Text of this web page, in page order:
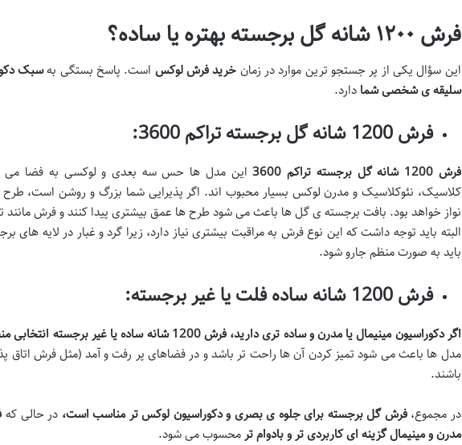
فرش ۱۲۰۰ شانه گل برجسته بهتره یا ساده؟
این سؤال یکی از پر جستجو ترین موارد در زمان خرید فرش لوکس است. پاسخ بستگی بهسبک
سلیقه ی شخصی شما دارد.
فرش 1200 شانه گل برجسته تراکم 3600:
فرش 1200 شانه گل برجسته تراکم 3600
این مدل ها حس سه بعدی و لوکسی به فضا می
کلاسیک، نئوکلاسیک و مدرن لوکس بسیار محبوب اند. اگر پذیرایی شما بزرگ و روشن است،
نواز خواهد بود. بافت برجسته ی گل ها باعث می شود طرح ها عمق بیشتری پیدا کنند و فرش مانند
البته باید توجه داشت که این نوع فرش به مراقبت بیشتری نیاز دارد، زیرا گرد و غبار در لایه
باید به صورت منظم جارو شود.
فرش 1200 شانه ساده فلت یا غیر برجسته:
اگر دکوراسیون مینیمال یا مدرن و ساده تری دارید، فرش 1200 شانه ساده یا غیر برجسته انتخابی منطقی ترند
مدل ها باعث می شود تمیز کردن آن ها راحت تر باشد و در فضاهای پر رفت و آمد (مثل فرش اتاق
باشند.
در مجموع،فرش گل برجسته برای جلوه ی بصری و دکوراسیون لوکس تر مناسب است، در حالی که
مدرن و مینیمال گزینه ای کاربردی تر و بادوام تر محسوب می شود.